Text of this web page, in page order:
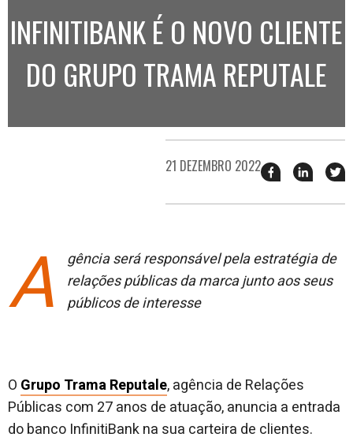
INFINITIBANK É O NOVO CLIENTE
DO GRUPO TRAMA REPUTALE
21 DEZEMBRO 2022 Compartilhar
esse
no
esse
no
A
gência será responsável pela estratégia de
relações públicas da marca junto aos seus
públicos de interesse
O Grupo Trama Reputale, agência de Relações
Públicas com 27 anos de atuação, anuncia a entrada
do banco InfinitiBank na sua carteira de clientes.